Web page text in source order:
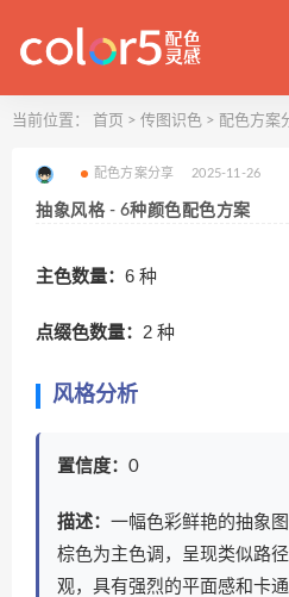
当前位置： 首页 > 传图识色 > 配色方案
配色方案分享 2025-11-26
抽象风格 - 6种颜色配色方案
主色数量： 6 种
点缀色数量： 2 种
风格分析
置信度： 0
描述： 一幅色彩鲜艳的抽象
棕色为主色调，呈现类似路
观，具有强烈的平面感和卡通